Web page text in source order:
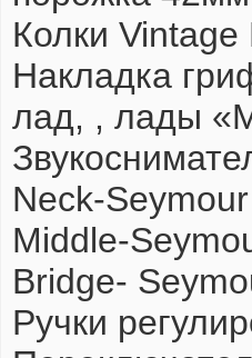
Колки
Накладка
лад, , лады
Neck-
Middle-
Bridge-
Ручки